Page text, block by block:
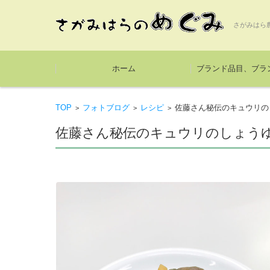
さがみはら
コンテンツに移動
ホーム
ブランド品目、ブラ
TOP > フォトブログ > レシピ > 佐藤さん秘伝のキュウリ
佐藤さん秘伝のキュウリのしょう